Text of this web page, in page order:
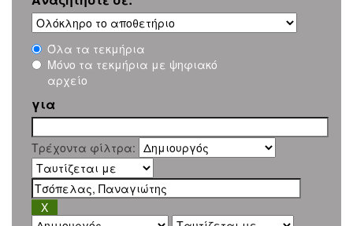
Όλα τα τεκμήρια
Μόνο τα τεκμήρια με ψηφιακό
αρχείο
για
Τρέχοντα φίλτρα: